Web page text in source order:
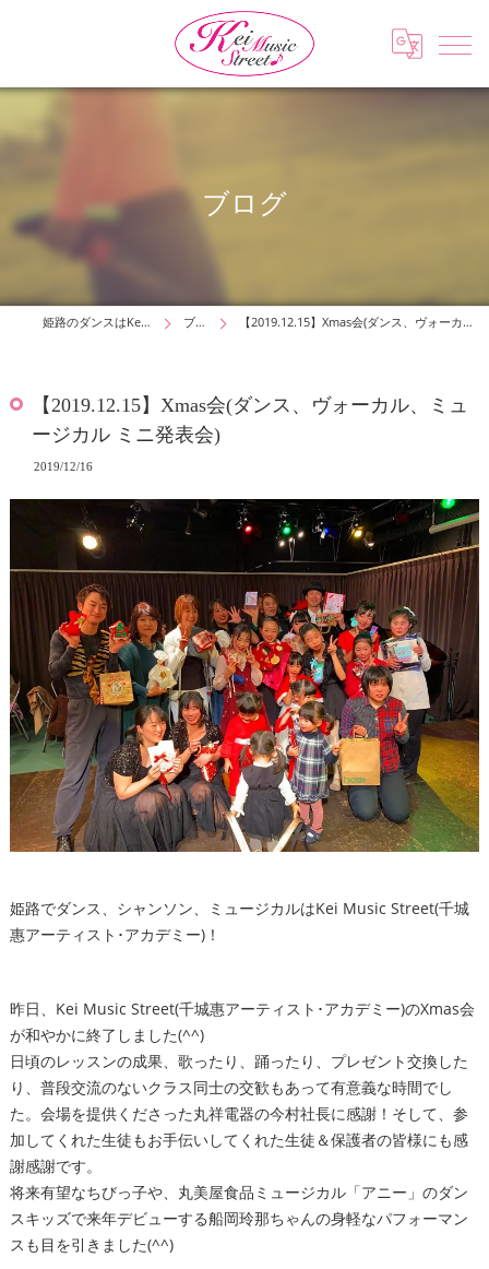
ブログ
姫路のダンスはKei Music Street ブログ 【2019.12.15】Xmas会(ダンス、ヴォーカル、ミュージカル ミニ発表会)
【2019.12.15】Xmas会(ダンス、ヴォーカル、ミュ
ージカル ミニ発表会)
2019/12/16
姫路でダンス、シャンソン、ミュージカルはKei Music Street(千城
惠アーティスト･アカデミー)！
昨日、Kei Music Street(千城惠アーティスト･アカデミー)のXmas会
が和やかに終了しました(^^)
日頃のレッスンの成果、歌ったり、踊ったり、プレゼント交換した
り、普段交流のないクラス同士の交歓もあって有意義な時間でし
た。会場を提供くださった丸祥電器の今村社長に感謝！そして、参
加してくれた生徒もお手伝いしてくれた生徒＆保護者の皆様にも感
謝感謝です。
将来有望なちびっ子や、丸美屋食品ミュージカル「アニー」のダン
スキッズで来年デビューする船岡玲那ちゃんの身軽なパフォーマン
スも目を引きました(^^)